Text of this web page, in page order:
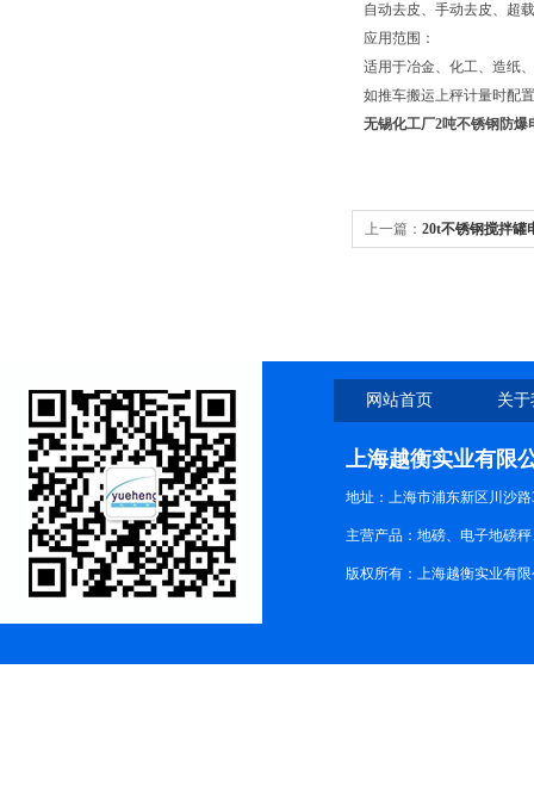
自动去皮、手动去皮、超
应用范围：
适用于冶金、化工、造纸
如推车搬运上秤计量时配
无锡化工厂2吨不锈钢防爆
上一篇： 20t不锈钢搅拌罐
网站首页 关
上海越衡实业有限
地址：上海市浦东新区川沙路
主营产品：地磅、电子地磅
版权所有：上海越衡实业有